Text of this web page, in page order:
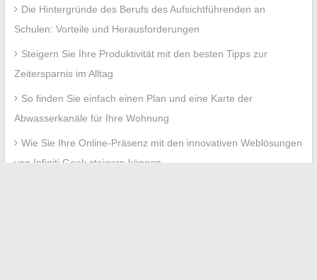
Die Hintergründe des Berufs des Aufsichtführenden an
Schulen: Vorteile und Herausforderungen
Steigern Sie Ihre Produktivität mit den besten Tipps zur
Zeitersparnis im Alltag
So finden Sie einfach einen Plan und eine Karte der
Abwasserkanäle für Ihre Wohnung
Wie Sie Ihre Online-Präsenz mit den innovativen Weblösungen
von Infiniti Geek steigern können